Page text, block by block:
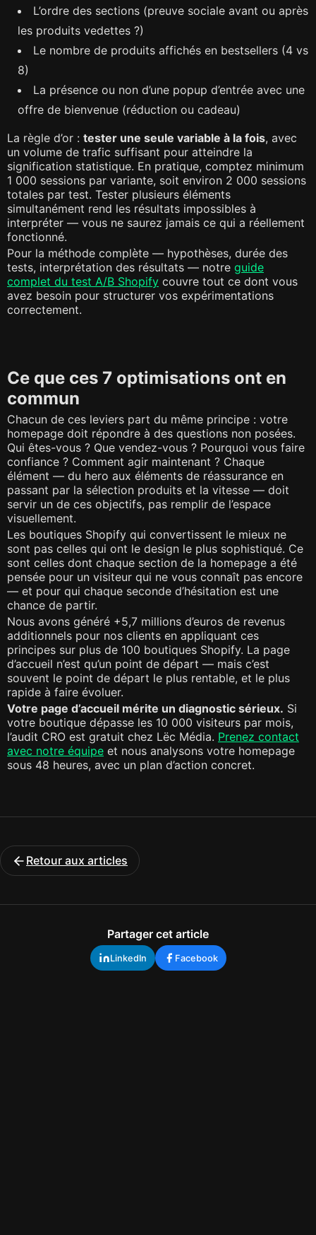
L’ordre des sections (preuve sociale avant ou après
les produits vedettes ?)
Le nombre de produits affichés en bestsellers (4 vs
8)
La présence ou non d’une popup d’entrée avec une
offre de bienvenue (réduction ou cadeau)
La règle d’or : tester une seule variable à la fois, avec
un volume de trafic suffisant pour atteindre la
signification statistique. En pratique, comptez minimum
1 000 sessions par variante, soit environ 2 000 sessions
totales par test. Tester plusieurs éléments
simultanément rend les résultats impossibles à
interpréter — vous ne saurez jamais ce qui a réellement
fonctionné.
Pour la méthode complète — hypothèses, durée des
tests, interprétation des résultats — notre guide
complet du test A/B Shopify couvre tout ce dont vous
avez besoin pour structurer vos expérimentations
correctement.
Ce que ces 7 optimisations ont en
commun
Chacun de ces leviers part du même principe : votre
homepage doit répondre à des questions non posées.
Qui êtes-vous ? Que vendez-vous ? Pourquoi vous faire
confiance ? Comment agir maintenant ? Chaque
élément — du hero aux éléments de réassurance en
passant par la sélection produits et la vitesse — doit
servir un de ces objectifs, pas remplir de l’espace
visuellement.
Les boutiques Shopify qui convertissent le mieux ne
sont pas celles qui ont le design le plus sophistiqué. Ce
sont celles dont chaque section de la homepage a été
pensée pour un visiteur qui ne vous connaît pas encore
— et pour qui chaque seconde d’hésitation est une
chance de partir.
Nous avons généré +5,7 millions d’euros de revenus
additionnels pour nos clients en appliquant ces
principes sur plus de 100 boutiques Shopify. La page
d’accueil n’est qu’un point de départ — mais c’est
souvent le point de départ le plus rentable, et le plus
rapide à faire évoluer.
Votre page d’accueil mérite un diagnostic sérieux. Si
votre boutique dépasse les 10 000 visiteurs par mois,
l’audit CRO est gratuit chez Lëc Média. Prenez contact
avec notre équipe et nous analysons votre homepage
sous 48 heures, avec un plan d’action concret.
Retour aux articles
Partager cet article
LinkedIn Facebook